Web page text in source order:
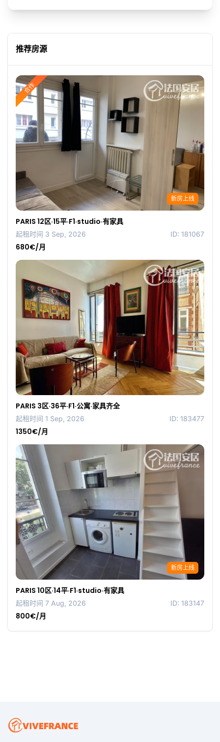
推荐房源
合作
新房上线
PARIS 12区·15平·F1·studio·有家具
起租时间 3 Sep, 2026 ID: 181067
680€/月
PARIS 3区·36平·F1·公寓·家具齐全
起租时间 1 Sep, 2026 ID: 183477
1350€/月
新房上线
PARIS 10区·14平·F1·studio·有家具
起租时间 7 Aug, 2026 ID: 183147
800€/月